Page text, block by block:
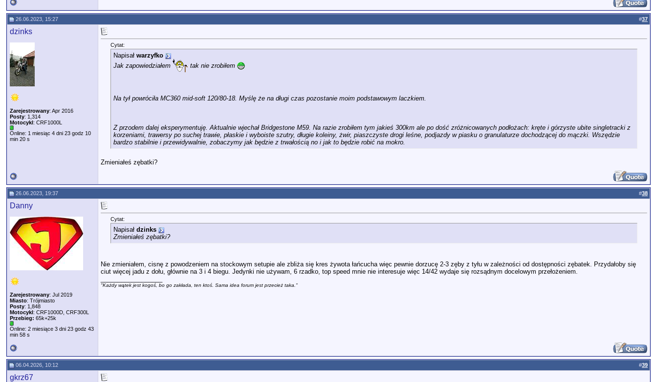
26.06.2023, 15:27 #37
dzinks
Zarejestrowany: Apr 2016
Posty: 1,314
Motocykl: CRF1000L
Online: 1 miesiąc 4 dni 23 godz 10
min 20 s
Cytat:
Napisał warzyfko
Jak zapowiedziałem
tak nie zrobiłem
Na tył powróciła MC360 mid-soft 120/80-18. Myślę że na długi czas pozostanie moim podstawowym laczkiem.
Z przodem dalej eksperymentuję. Aktualnie wjechał Bridgestone M59. Na razie zrobiłem tym jakieś 300km ale po dość zróżnicowanych podłożach: kręte i górzyste ubite singletracki z
korzeniami, trawersy po suchej trawie, płaskie i wyboiste szutry, długie koleiny, żwir, piaszczyste drogi leśne, podjazdy w piasku o granulaturze dochodzącej do mączki. Wszędzie
bardzo stabilnie i przewidywalnie, zobaczymy jak będzie z trwałością no i jak to będzie robić na mokro.
Zmieniałeś zębatki?
26.06.2023, 19:37 #38
Danny
Zarejestrowany: Jul 2019
Miasto: Trójmiasto
Posty: 1,848
Motocykl: CRF1000D, CRF300L
Przebieg: 65k+25k
Online: 2 miesiące 3 dni 23 godz 43
min 58 s
Cytat:
Napisał dzinks
Zmieniałeś zębatki?
Nie zmieniałem, cisnę z powodzeniem na stockowym setupie ale zbliża się kres żywota łańcucha więc pewnie dorzucę 2-3 zęby z tyłu w zależności od dostępności zębatek. Przydałoby się
ciut więcej jadu z dołu, głównie na 3 i 4 biegu. Jedynki nie używam, 6 rzadko, top speed mnie nie interesuje więc 14/42 wydaje się rozsądnym docelowym przełożeniem.
"Każdy wątek jest kogoś, bo go zakłada, ten ktoś. Sama idea forum jest przecież taka."
06.04.2026, 10:12 #39
gkrz67